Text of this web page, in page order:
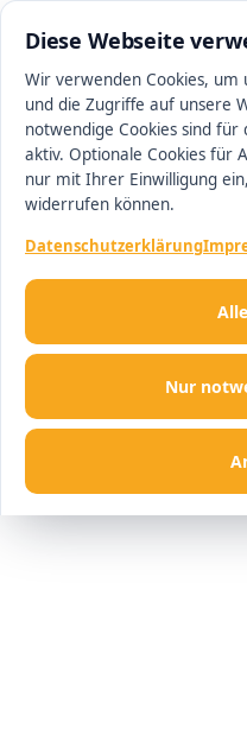
Diese Webseite
Wir verwenden Cookies,
und die Zugriffe auf unsere
notwendige Cookies sind
aktiv. Optionale Cookies für
nur mit Ihrer Einwilligung
widerrufen können.
Datenschutzerklärung
Nur